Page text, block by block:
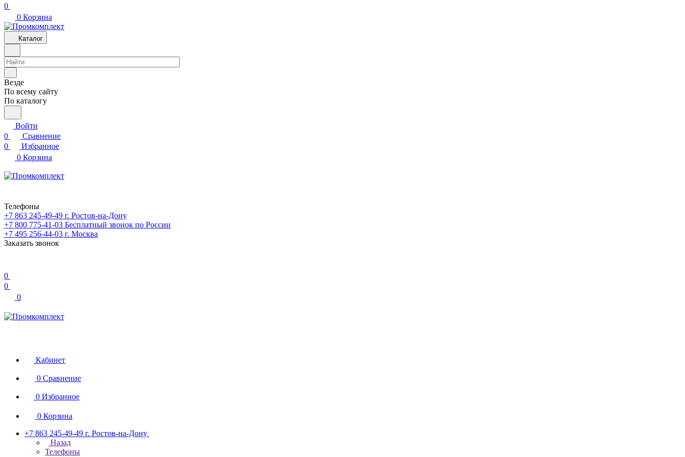
0
0 Корзина
Каталог
Везде
По всему сайту
По каталогу
Войти
0
Сравнение
0
Избранное
0 Корзина
Телефоны
+7 863 245-49-49 г. Ростов-на-Дону
+7 800 775-41-03 Бесплатный звонок по России
+7 495 256-44-03 г. Москва
Заказать звонок
0
0
0
Кабинет
0 Сравнение
0 Избранное
0 Корзина
+7 863 245-49-49 г. Ростов-на-Дону
Назад
Телефоны